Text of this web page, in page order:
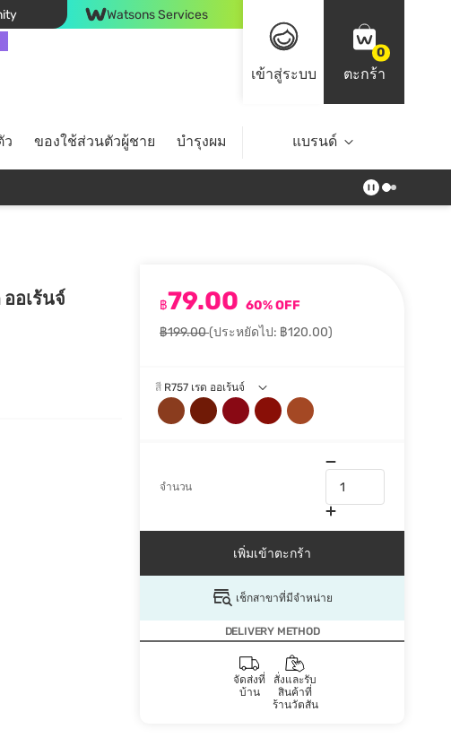
Watsons Services
เข้าสู่ระบบ
0
ตะกร้า
ว ของใช้ส่วนตัวผู้ชาย บำรุงผม ไลฟ์สไตล์ Top Brands
แบรนด์
อเร้นจ์
฿79.00 60% OFF
฿199.00(ประหยัดไป: ฿120.00)
สี R757 เรด ออเร้นจ์
จำนวน
เพิ่มเข้าตะกร้า
เช็กสาขาที่มีจำหน่าย
DELIVERY METHOD
จัดส่งที่
บ้าน
สั่งและรับ
สินค้าที่
ร้านวัตสัน